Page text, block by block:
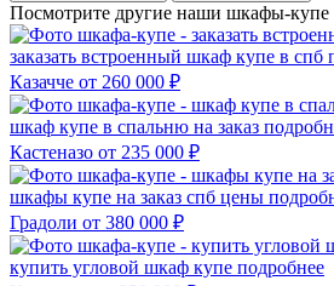
Посмотрите другие наши шкафы-купе
заказать встроенный шкаф купе в спб
Казачче от 260 000 ₽
шкаф купе в спальню на заказ
Кастеназо от 235 000 ₽
шкафы купе на заказ спб цены
Градоли от 380 000 ₽
купить угловой шкаф купе подробнее